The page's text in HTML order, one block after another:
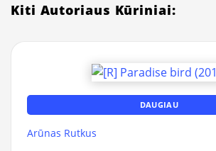
Kiti Autoriaus Kūriniai:
DAUGIAU
Arūnas Rutkus